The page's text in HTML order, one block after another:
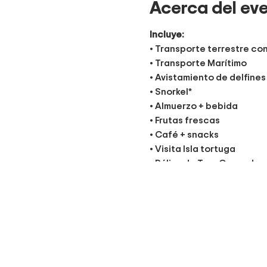
Acerca del
Incluye:
• Transporte terrestre
• Transporte Marítimo
• Avistamiento de delfines
• Snorkel*
• Almuerzo + bebida
• Frutas frescas
• Café + snacks
• Visita Isla tortuga
• Póliza de Tour Operador